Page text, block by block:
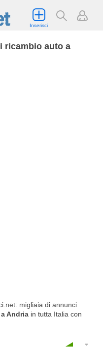
Inserisci
ricambio auto a
migliaia di annunci
Andria in tutta Italia con